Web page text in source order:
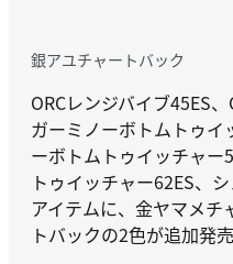
銀アユチャートバック
ORCレンジバイブ45ES
ガーミノーボトムトゥイ
ーボトムトゥイッチャー
トゥイッチャー62ES、
アイテムに、金ヤマメ
トバックの2色が追加発売